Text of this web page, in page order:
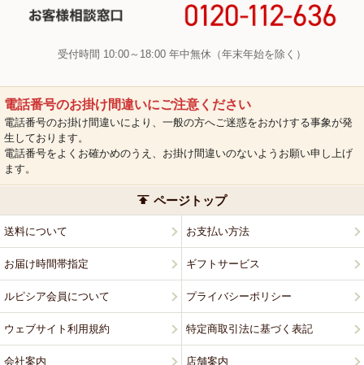
受付時間 10:00～18:00 年中無休（年末年始を除く）
電話番号のお掛け間違いにご注意ください
電話番号のお掛け間違いにより、一般の方へご迷惑をおかけする事象が発
生しております。
電話番号をよくお確かめのうえ、お掛け間違いのないようお願い申し上げ
ます。
ページトップ
送料について お支払い方法
お届け時間帯指定 ギフトサービス
ルピシア会員について プライバシーポリシー
ウェブサイト利用規約 特定商取引法に基づく表記
会社案内 店舗案内